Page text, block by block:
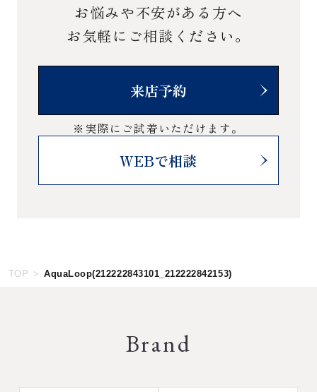
お悩みや不安がある方へ
お気軽にご相談ください。
来店予約
※実際にご試着いただけます。
WEBで相談
TOP AquaLoop(212222843101_212222842153)
Brand